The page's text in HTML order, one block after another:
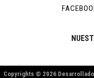
Copyrights © 2026